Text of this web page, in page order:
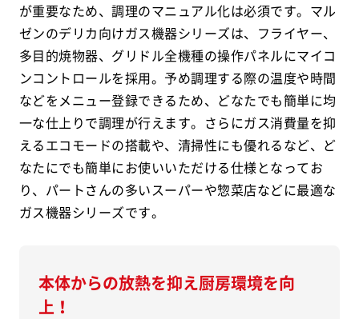
が重要なため、調理のマニュアル化は必須です。マル
ゼンのデリカ向けガス機器シリーズは、フライヤー、
多目的焼物器、グリドル全機種の操作パネルにマイコ
ンコントロールを採用。予め調理する際の温度や時間
などをメニュー登録できるため、どなたでも簡単に均
一な仕上りで調理が行えます。さらにガス消費量を抑
えるエコモードの搭載や、清掃性にも優れるなど、ど
なたにでも簡単にお使いいただける仕様となってお
り、パートさんの多いスーパーや惣菜店などに最適な
ガス機器シリーズです。
本体からの放熱を抑え厨房環境を向
上！